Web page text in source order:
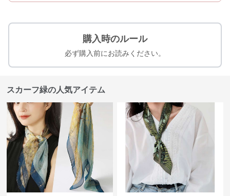
購入時のルール
必ず購入前にお読みください。
スカーフ緑の人気アイテム